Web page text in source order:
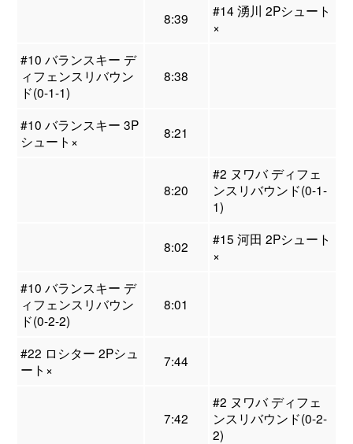
8:39
#14 湧川 2Pシュート
×
#10 バランスキー デ
ィフェンスリバウン
ド(0-1-1)
8:38
#10 バランスキー 3P
シュート×
8:21
8:20
#2 ヌワバ ディフェ
ンスリバウンド(0-1-
1)
8:02
#15 河田 2Pシュート
×
#10 バランスキー デ
ィフェンスリバウン
ド(0-2-2)
8:01
#22 ロシター 2Pシュ
ート×
7:44
7:42
#2 ヌワバ ディフェ
ンスリバウンド(0-2-
2)